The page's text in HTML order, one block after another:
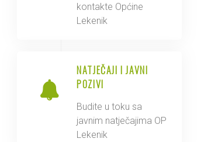
kontakte Općine
Lekenik
NATJEČAJI I JAVNI
POZIVI
Budite u toku sa
javnim natječajima OP
Lekenik